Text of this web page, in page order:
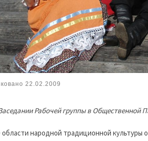
22.02.2009
Рабочей группы в Общественной
народной традиционной культуры